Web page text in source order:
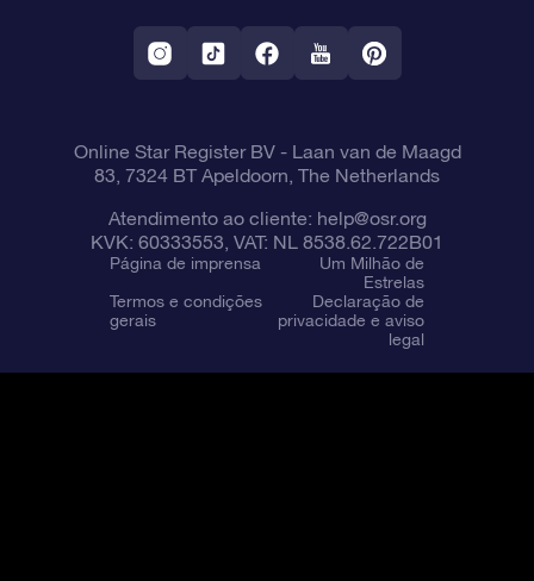
Aplicativo RV Fly me to the stars
Constelações
Online Star Register BV- Laan van de Maagd
83, 7324 BT Apeldoorn, The Netherlands
Atendimento ao cliente: help@osr.org
KVK: 60333553, VAT: NL 8538.62.722B01
Página de imprensa
Um Milhão de
Estrelas
Termos e condições
gerais
Declaração de
privacidade e aviso
legal